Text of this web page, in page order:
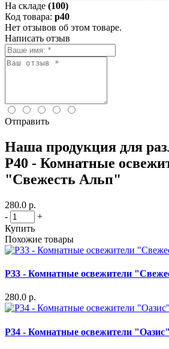
На складе (100)
Код товара: p40
Нет отзывов об этом товаре.
Написать отзыв
Отправить
Наша продукция для
P40 - Комнатные
"Свежесть Альп"
280.0 р.
-
+
Купить
Похожие товары
P33 - Комнатные освежители
280.0 р.
P34 - Комнатные освежители "Оазис"